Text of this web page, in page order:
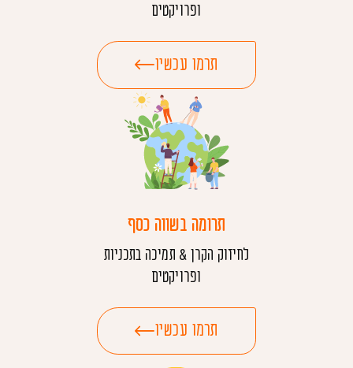
ופרויקטים
תרמו עכשיו
תרומה בשווה כסף
לחיזוק הקרן & תמיכה בתכניות
ופרויקטים
תרמו עכשיו